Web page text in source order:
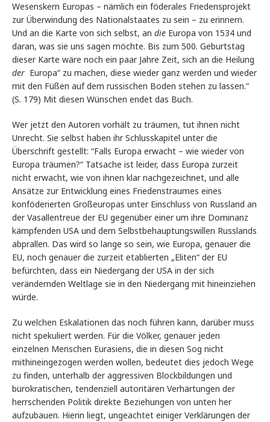
Wesenskern Europas – nämlich ein föderales Friedensprojekt
zur Überwindung des Nationalstaates zu sein – zu erinnern.
Und an die Karte von sich selbst, an die Europa von 1534 und
daran, was sie uns sagen möchte. Bis zum 500. Geburtstag
dieser Karte wäre noch ein paar Jahre Zeit, sich an die Heilung
der Europa“ zu machen, diese wieder ganz werden und wieder
mit den Füßen auf dem russischen Boden stehen zu lassen.“
(S. 179) Mit diesen Wünschen endet das Buch.
Wer jetzt den Autoren vorhält zu träumen, tut ihnen nicht
Unrecht. Sie selbst haben ihr Schlusskapitel unter die
Überschrift gestellt: “Falls Europa erwacht – wie wieder von
Europa träumen?“ Tatsache ist leider, dass Europa zurzeit
nicht erwacht, wie von ihnen klar nachgezeichnet, und alle
Ansätze zur Entwicklung eines Friedenstraumes eines
konföderierten Großeuropas unter Einschluss von Russland an
der Vasallentreue der EU gegenüber einer um ihre Dominanz
kämpfenden USA und dem Selbstbehauptungswillen Russlands
abprallen. Das wird so lange so sein, wie Europa, genauer die
EU, noch genauer die zurzeit etablierten „Eliten“ der EU
befürchten, dass ein Niedergang der USA in der sich
verändernden Weltlage sie in den Niedergang mit hineinziehen
würde.
Zu welchen Eskalationen das noch führen kann, darüber muss
nicht spekuliert werden. Für die Völker, genauer jeden
einzelnen Menschen Eurasiens, die in diesen Sog nicht
mithineingezogen werden wollen, bedeutet dies jedoch Wege
zu finden, unterhalb der aggressiven Blockbildungen und
bürokratischen, tendenziell autoritären Verhärtungen der
herrschenden Politik direkte Beziehungen von unten her
aufzubauen. Hierin liegt, ungeachtet einiger Verklärungen der